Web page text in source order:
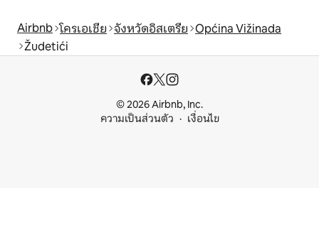
Airbnb โครเอเชีย จังหวัดอิสเตรีย Općina Vižinada
Žudetići
© 2026 Airbnb, Inc.
ความเป็นส่วนตัว
เงื่อนไข